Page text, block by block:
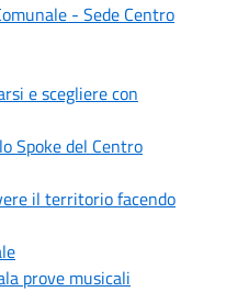
- Sede Centro
e scegliere con
Spoke del Centro
il territorio facendo
prove musicali